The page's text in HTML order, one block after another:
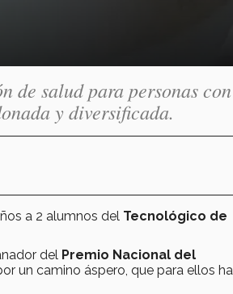
de salud para personas con
y diversificada.
a 2 alumnos del Tecnológico de
del Premio Nacional del
un camino áspero, que para ellos ha